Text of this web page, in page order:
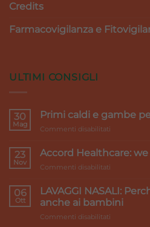
Credits
Farmacovigilanza e
ULTIMI CONSIGLI
30
Mag
Primi caldi e gambe
Commenti disabilitati
e
i
rimedi
23
Nov
Accord Healthcare:
Commenti disabilitati
Healthcare:
we
make
06
Ott
LAVAGGI NASALI:
anche ai bambini
Commenti disabilitati